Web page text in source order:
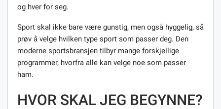
og hver for seg.
Sport skal ikke bare være gunstig, men også hyggelig, så
prøv å velge hvilken type sport som passer deg. Den
moderne sportsbransjen tilbyr mange forskjellige
programmer, hvorfra alle kan velge noe som passer
ham.
HVOR SKAL JEG BEGYNNE?